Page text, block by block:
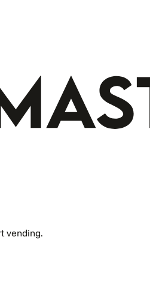
vending.